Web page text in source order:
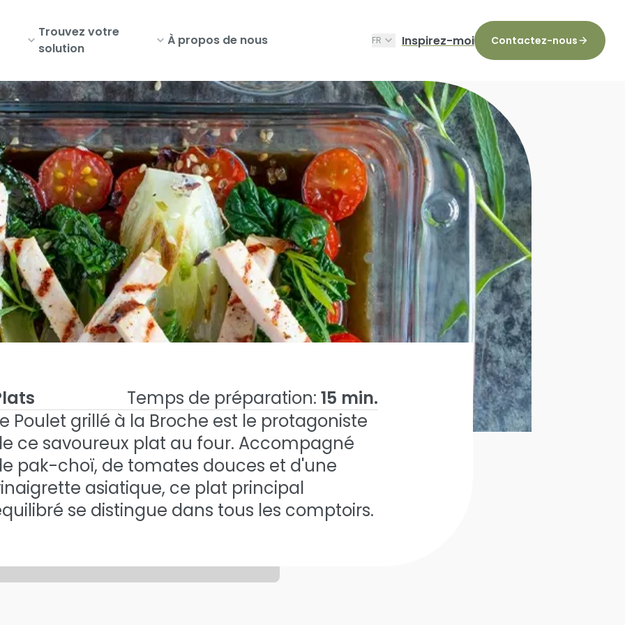
Trouvez votre
solution
À propos de nous FR Inspirez-moi Contactez-nous
La Broche Avec Pak Choï et Tomates Au Four
la broche
et tomates au
Temps de préparation: 15 min.
Poulet grillé à la Broche est le protagoniste
ce savoureux plat au four. Accompagné
pak-choï, de tomates douces et d'une
asiatique, ce plat principal
se distingue dans tous les comptoirs.